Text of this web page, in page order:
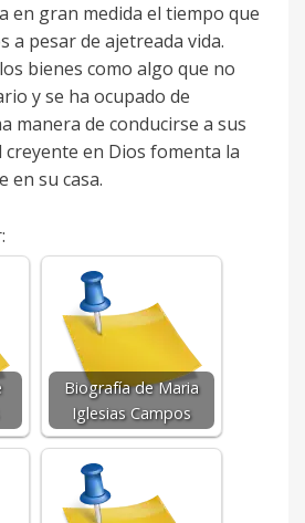
en gran medida el tiempo que
a pesar de ajetreada vida.
bienes como algo que no
y se ha ocupado de
manera de conducirse a sus
creyente en Dios fomenta la
en su casa.
Biografía de Maria
Iglesias Campos